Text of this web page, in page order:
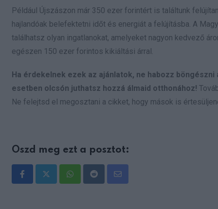
Például Újszászon már 350 ezer forintért is találtunk
hajlandóak belefektetni időt és energiát a felújításba. A
találhatsz olyan ingatlanokat, amelyeket nagyon kedvező
egészen 150 ezer forintos kikiáltási árral.
Ha érdekelnek ezek az ajánlatok, ne habozz
esetben olcsón juthatsz hozzá álmaid otthonához!
Ne felejtsd el megosztani a cikket, hogy mások is
Oszd meg ezt a posztot:
WhatsappRedditShare